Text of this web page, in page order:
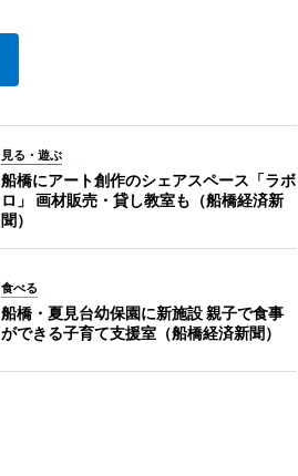
見る・遊ぶ
船橋にアート創作のシェアスペース「ラボ
ロ」 画材販売・貸し教室も（船橋経済新
聞）
食べる
船橋・夏見台幼保園に新施設 親子で食事
ができる子育て支援室（船橋経済新聞）